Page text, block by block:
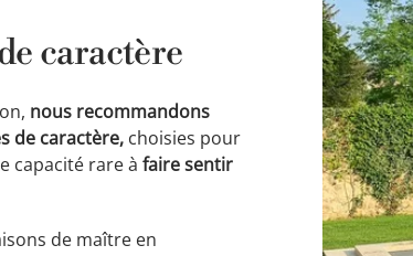
caractère
nous recommandons
de caractère, choisies pour
capacité rare à faire sentir
de maître en